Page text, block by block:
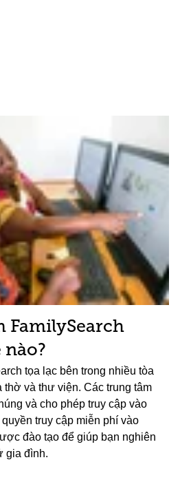
FamilySearch
tọa lạc bên trong nhiều tòa
thờ và thư viện. Các trung tâm
và cho phép truy cập vào
truy cập miễn phí vào
đào tạo để giúp bạn nghiên
gia đình.